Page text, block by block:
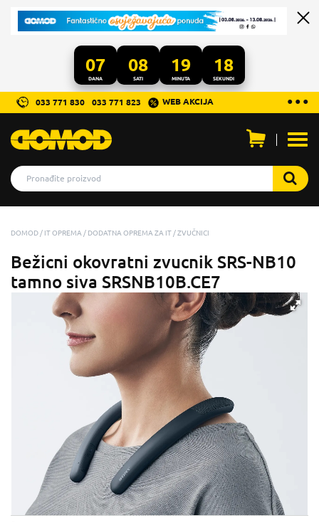
07
DANA
08
SATI
19
MINUTA
18
SEKUNDI
...
● ● ●
033 771 830 033 771 823 WEB AKCIJA
DOMOD IT OPREMA DODATNA OPREMA ZA IT ZVUČNICI
Bežicni okovratni zvucnik SRS-NB10
tamno siva SRSNB10B.CE7